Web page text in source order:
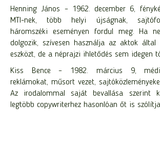
Henning János – 1962. december 6,
MTI-nek, több helyi újságnak,
háromszéki eseményen fordul meg. Ha
dolgozik, szívesen használja az aktok által
eszközt, de a néprajzi ihletődés sem idegen
Kiss Bence – 1982. március 9,
reklámokat, műsort vezet,
Az irodalommal saját bevallása szerint
legtöbb copywriterhez hasonlóan őt is